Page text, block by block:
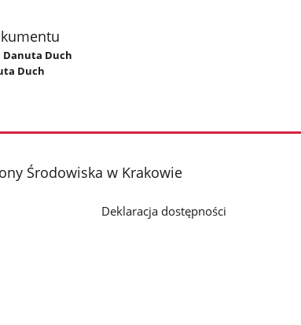
Danuta Duch
Duch
Środowiska w Krakowie
Deklaracja dostępności